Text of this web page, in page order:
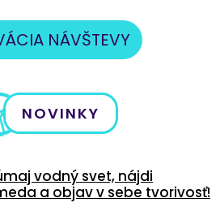
NÁVŠTEVY
NOVINKY
vodný svet, nájdi
a objav v sebe tvorivosť!